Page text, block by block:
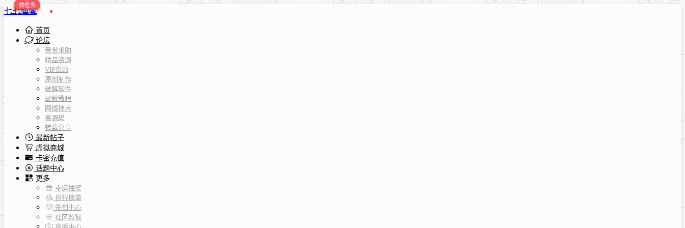
七七博客
首页
论坛
悬赏求助
精品资源
VIP资源
原创制作
破解软件
破解教程
网络技术
易源码
转载分享
最新帖子
虚拟商城
卡密充值
话题中心
更多
幸运抽奖
排行榜单
签到中心
社区监狱